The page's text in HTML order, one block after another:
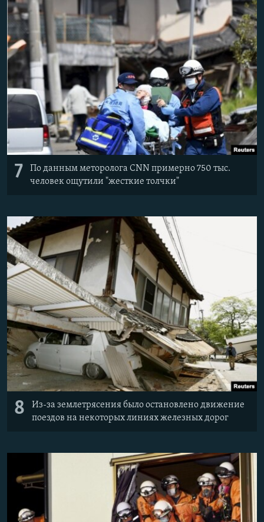
7
По данным меторолога CNN примерно 750 тыс.
человек ощутили "жесткие толчки"
8
Из-за землетрясения было остановлено движение
поездов на некоторых линиях железных дорог